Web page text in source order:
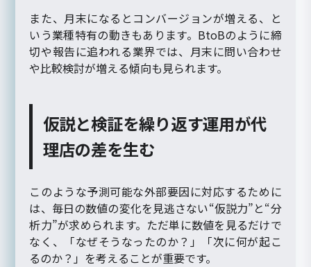
また、月末になるとコンバージョンが増える、と
いう業種特有の動きもあります。BtoBのように締
切や報告に追われる業界では、月末に問い合わせ
や比較検討が増える傾向も見られます。
仮説と検証を繰り返す運用が代
理店の差を生む
このような予測可能な外部要因に対応するために
は、毎日の数値の変化を見逃さない“仮説力”と“分
析力”が求められます。ただ単に数値を見るだけで
なく、「なぜそうなったのか？」「次に何が起こ
るのか？」を考えることが重要です。